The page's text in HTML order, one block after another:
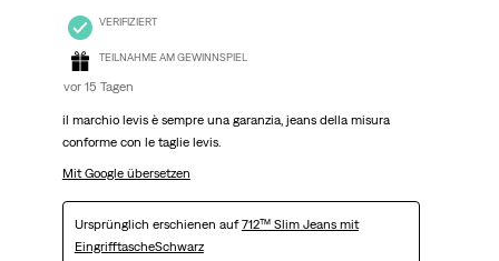
VERIFIZIERT
TEILNAHME AM GEWINNSPIEL
vor 15 Tagen
il marchio levis è sempre una garanzia, jeans della misura
conforme con le taglie levis.
Mit Google übersetzen
Ursprünglich erschienen auf712™ Slim Jeans mit
EingrifftascheSchwarz